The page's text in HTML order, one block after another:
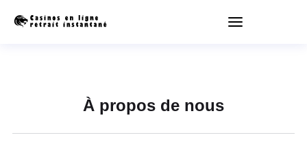
À propos de nous